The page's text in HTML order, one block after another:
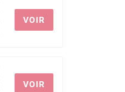
VOIR
VOIR